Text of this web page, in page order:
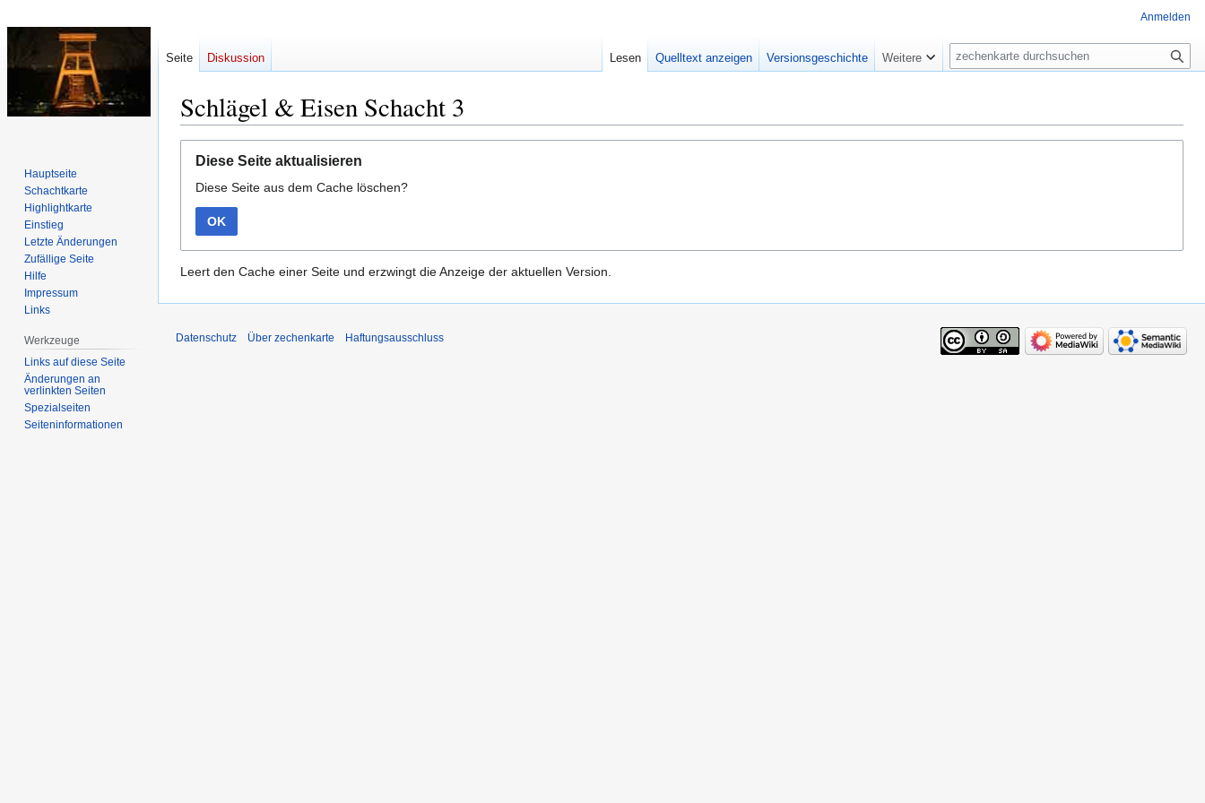
Schlägel & Eisen Schacht 3
Navigation
springen
Suche
springen
Diese Seite aktualisieren
Diese Seite aus dem Cache löschen?
OK
Leert den Cache einer Seite und erzwingt die Anzeige der aktuellen Version.
Anmelden
Seite Diskussion Lesen Quelltext anzeigen Versionsgeschichte Weitere
Suche
Hauptseite
Schachtkarte
Highlightkarte
Einstieg
Letzte Änderungen
Zufällige Seite
Hilfe
Impressum
Links
Werkzeuge
Links auf diese Seite
Änderungen an
verlinkten Seiten
Spezialseiten
Seiten­­informationen
Datenschutz Über zechenkarte Haftungsausschluss